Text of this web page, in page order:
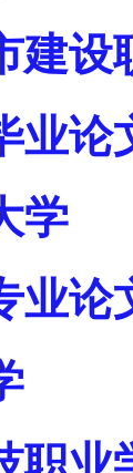
建设
业论
学
业论
职业